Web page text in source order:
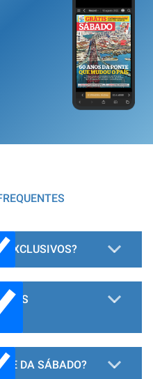
EXCLUSIVOS?
OS
DA SÁBADO?